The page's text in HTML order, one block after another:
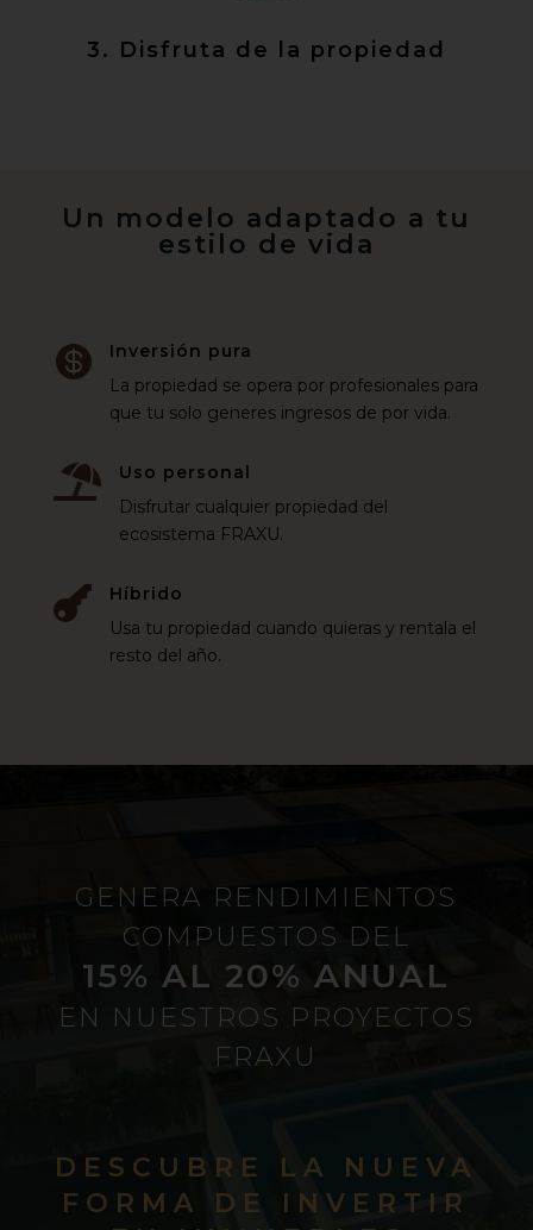
3. Disfruta de la propiedad
Un modelo adaptado a tu
estilo de vida

Inversión pura
La propiedad se opera por profesionales para
que tu solo generes ingresos de por vida.

Uso personal
Disfrutar cualquier propiedad del
ecosistema FRAXU.

Híbrido
Usa tu propiedad cuando quieras y rentala el
resto del año.
GENERA RENDIMIENTOS
COMPUESTOS DEL
15% AL 20% ANUAL
EN NUESTROS PROYECTOS
FRAXU
DESCUBRE LA NUEVA
FORMA DE INVERTIR